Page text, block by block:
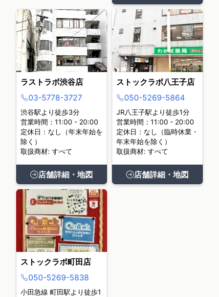
ラストラボ渋谷店
03-5778-3727
渋谷駅より徒歩3分
営業時間：11:00 - 20:00
定休日：なし（年末年始を
除く）
取扱商材: すべて
店舗詳細・地図
ストックラボ八王子店
050-5269-5864
JR八王子駅より徒歩1分
営業時間：11:00 - 20:00
定休日：なし（臨時休業・
年末年始を除く）
取扱商材: すべて
店舗詳細・地図
ストックラボ町田店
050-5269-5838
小田急線 町田駅より徒歩1